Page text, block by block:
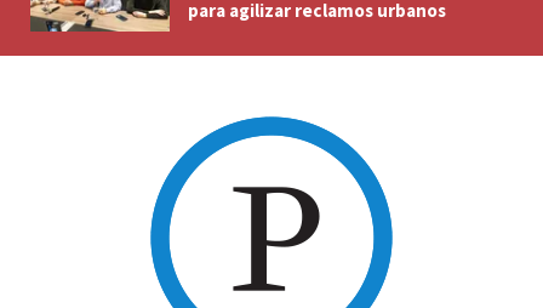
para agilizar reclamos urbanos